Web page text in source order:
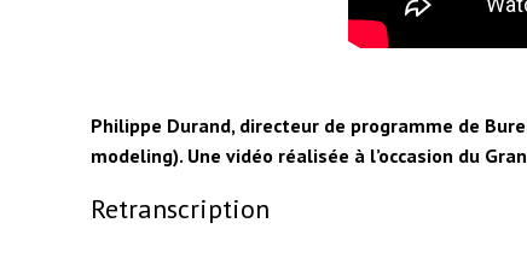
Philippe Durand, directeur de programme de
modeling). Une vidéo réalisée à l’occasion du
Retranscription